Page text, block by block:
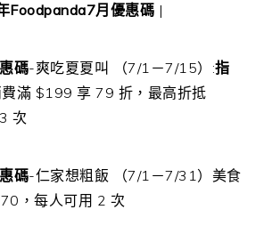
Foodpanda7月優惠碼 |
碼-爽吃夏夏叫 （7/1－7/15）:指
滿 $199 享 79 折，最高折抵
次
碼-仁家想粗飯 （7/1－7/31）美食
，每人可用 2 次